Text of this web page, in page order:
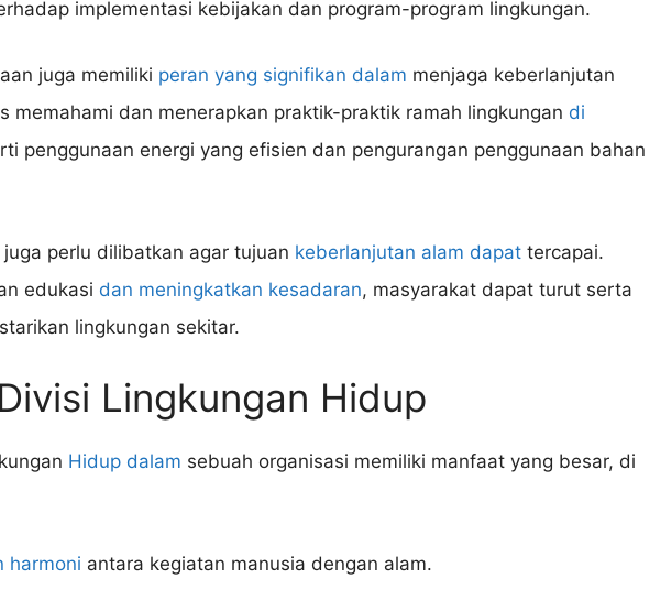
implementasi kebijakan dan program-program lingkungan.
juga memiliki peran yang signifikan dalam menjaga keberlanjutan
memahami dan menerapkan praktik-praktik ramah lingkungan di
penggunaan energi yang efisien dan pengurangan penggunaan bahan
perlu dilibatkan agar tujuan keberlanjutan alam dapat tercapai.
edukasi dan meningkatkan kesadaran, masyarakat dapat turut serta
lingkungan sekitar.
Lingkungan Hidup
Hidup dalam sebuah organisasi memiliki manfaat yang besar, di
harmoni antara kegiatan manusia dengan alam.